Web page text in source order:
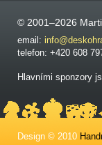
© 2001–2026
email:
telefon: +420 608
Hlavními sponzory
Design © 2010